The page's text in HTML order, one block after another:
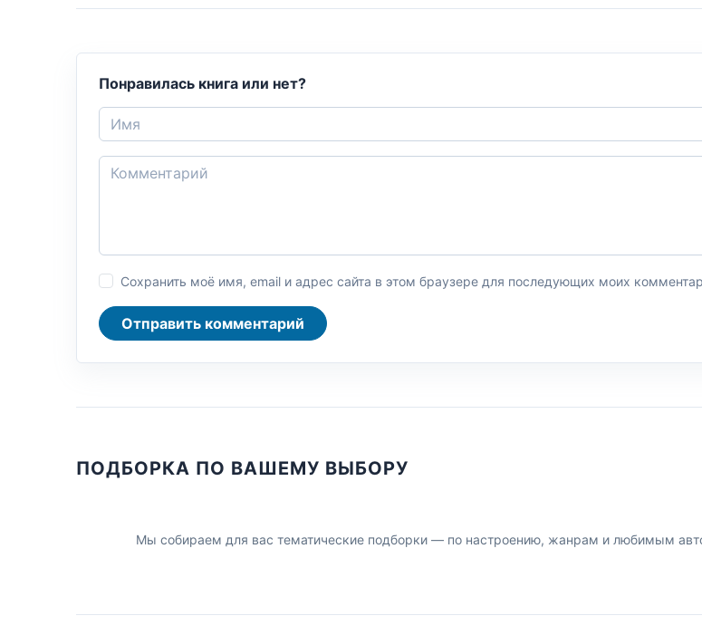
Понравилась книга или нет?
Сохранить моё имя, email и адрес сайта в этом браузере для последующих моих
Отправить комментарий
ПОДБОРКА ПО ВАШЕМУ ВЫБОРУ
Мы собираем для вас тематические подборки — по настроению, жанрам и любимым